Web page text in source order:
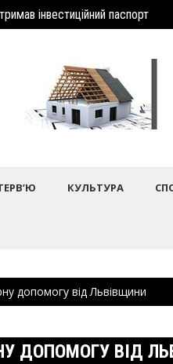
нагородження працівників
КУЛЬТУРА
допомогу від Львівщини
ДОПОМОГУ ВІД